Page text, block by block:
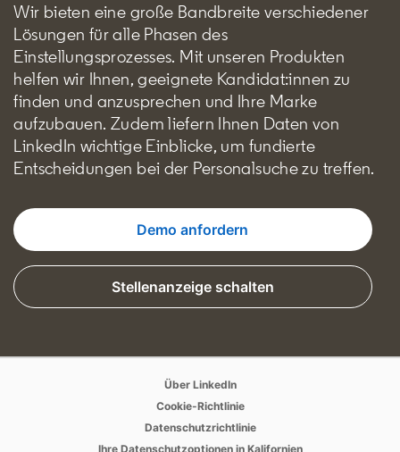
Wir bieten eine große Bandbreite verschiedener
Lösungen für alle Phasen des
Einstellungsprozesses. Mit unseren Produkten
helfen wir Ihnen, geeignete Kandidat:innen zu
finden und anzusprechen und Ihre Marke
aufzubauen. Zudem liefern Ihnen Daten von
LinkedIn wichtige Einblicke, um fundierte
Entscheidungen bei der Personalsuche zu treffen.
Demo anfordern
Stellenanzeige schalten
opens in a new tab
Über LinkedInopens in a new tab
Cookie-Richtlinie
Datenschutzrichtlinie
Ihre Datenschutzoptionen in Kalifornienopens in a new tab